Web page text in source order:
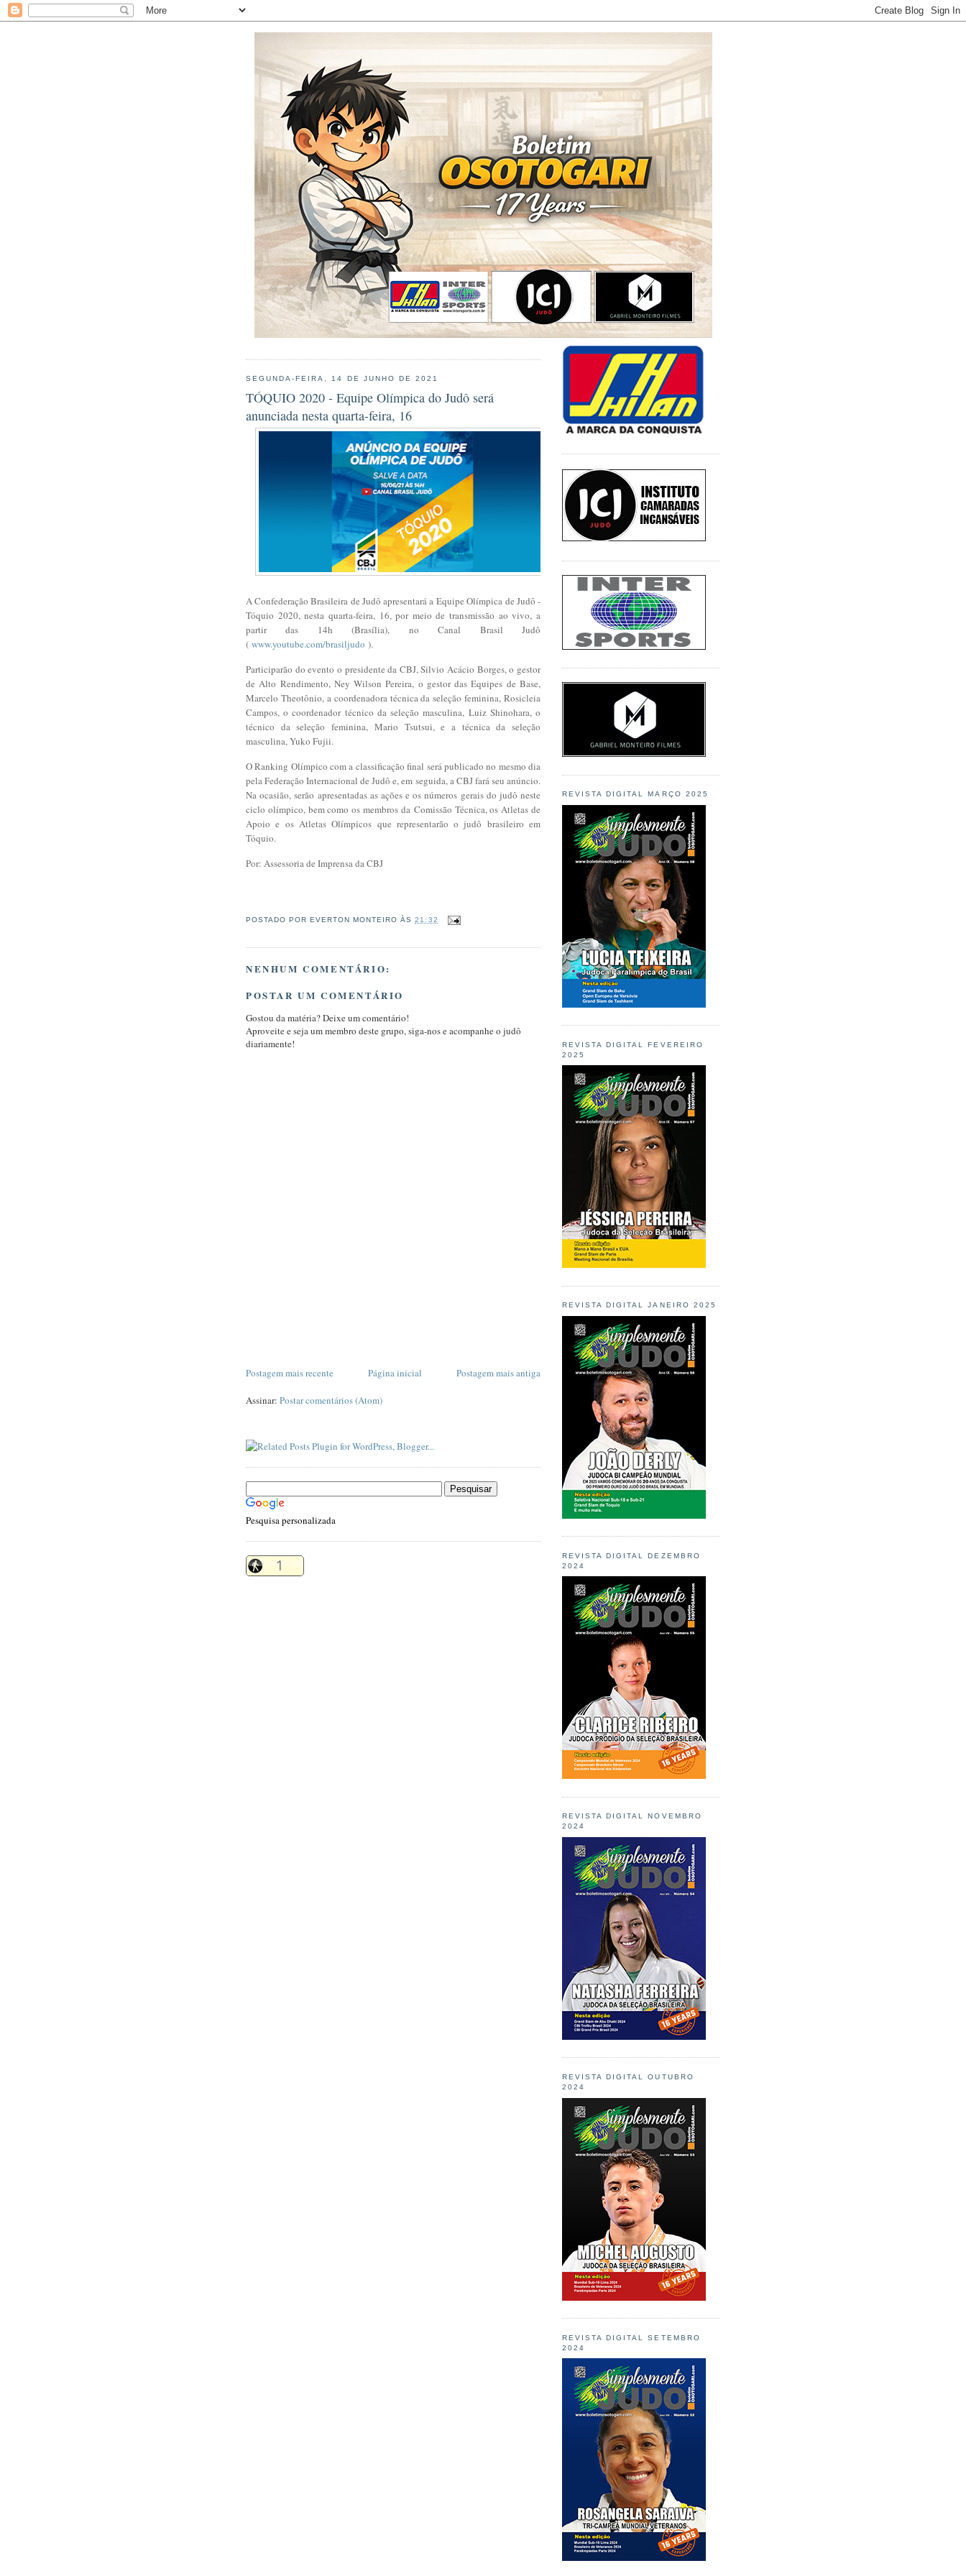
SEGUNDA-FEIRA, 14 DE JUNHO DE 2021
TÓQUIO 2020 - Equipe Olímpica do Judô será
anunciada nesta quarta-feira, 16
A Confederação Brasileira de Judô apresentará aEquipe Olímpica de Judô -
Tóquio 2020, nesta quarta-feira, 16, por meio de transmissão ao vivo, a
partir das 14h (Brasília), no Canal Brasil Judô
( www.youtube.com/brasiljudo ).
Participarão do evento o presidente da CBJ, Silvio Acácio Borges, o gestor
de Alto Rendimento, Ney Wilson Pereira, o gestor das Equipes de Base,
Marcelo Theotônio, a coordenadora técnica da seleção feminina, Rosicleia
Campos, o coordenador técnico da seleção masculina, Luiz Shinohara, o
técnico da seleção feminina, Mario Tsutsui, e a técnica da seleção
masculina, Yuko Fujii.
O Ranking Olímpico com a classificação final será publicado no mesmo dia
pela Federação Internacional de Judô e, em seguida, a CBJ fará seu anúncio.
Na ocasião, serão apresentadas as ações e os números gerais do judô neste
ciclo olímpico, bem como os membros da Comissão Técnica, os Atletas de
Apoio e os Atletas Olímpicos que representarão o judô brasileiro em
Tóquio.
Por: Assessoria de Imprensa da CBJ
POSTADO POR EVERTON MONTEIRO ÀS21:32
NENHUM COMENTÁRIO:
POSTAR UM COMENTÁRIO
Gostou da matéria? Deixe um comentário!
Aproveite e seja um membro deste grupo, siga-nos e acompanhe o judô
diariamente!
Postagem mais recente Postagem mais antiga
Página inicial
Assinar: Postar comentários (Atom)
Pesquisa personalizada
REVISTA DIGITAL MARÇO 2025
REVISTA DIGITAL FEVEREIRO
2025
REVISTA DIGITAL JANEIRO 2025
REVISTA DIGITAL DEZEMBRO
2024
REVISTA DIGITAL NOVEMBRO
2024
REVISTA DIGITAL OUTUBRO
2024
REVISTA DIGITAL SETEMBRO
2024